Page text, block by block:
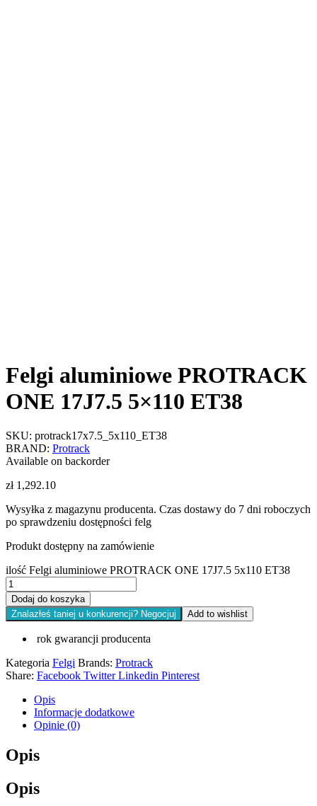
Felgi aluminiowe PROTRACK
ONE 17J7.5 5×110 ET38
SKU: protrack17x7.5_5x110_ET38
BRAND: Protrack
Available on backorder
zł1,292.10
Wysyłka z magazynu producenta. Czas dostawy do 7 dni roboczych
po sprawdzeniu dostępności felg
Produkt dostępny na zamówienie
ilość Felgi aluminiowe PROTRACK ONE 17J7.5 5x110 ET38
Dodaj do koszyka
Znalazłeś taniej u konkurencji? Negocjuj
Add to wishlist
rok gwarancji producenta
Kategoria Felgi Brands: Protrack
Share: Facebook Twitter Linkedin Pinterest
Opis
Informacje dodatkowe
Opinie (0)
Opis
Opis